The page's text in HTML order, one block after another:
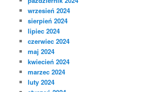
wrzesień 2024
sierpień 2024
lipiec 2024
czerwiec 2024
maj 2024
kwiecień 2024
marzec 2024
luty 2024